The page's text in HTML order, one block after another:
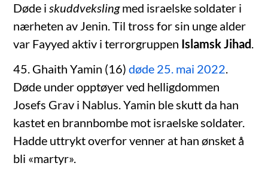
Døde iskuddvekslingmed israelske soldater i
nærheten av Jenin. Til tross for sin unge alder
var Fayyed aktiv i terrorgruppen Islamsk Jihad.
45. Ghaith Yamin (16)døde 25. mai 2022.
Døde under opptøyer ved helligdommen
Josefs Grav i Nablus. Yamin ble skutt da han
kastet en brannbombe mot israelske soldater.
Hadde uttrykt overfor venner at han ønsket å
bli «martyr».